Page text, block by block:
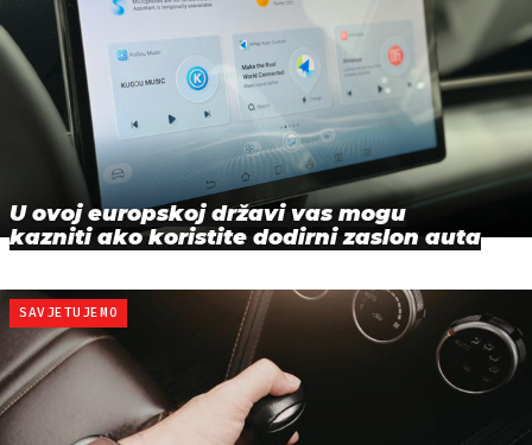
U ovoj europskoj državi vas mogu
kazniti ako koristite dodirni zaslon auta
SAVJETUJEMO